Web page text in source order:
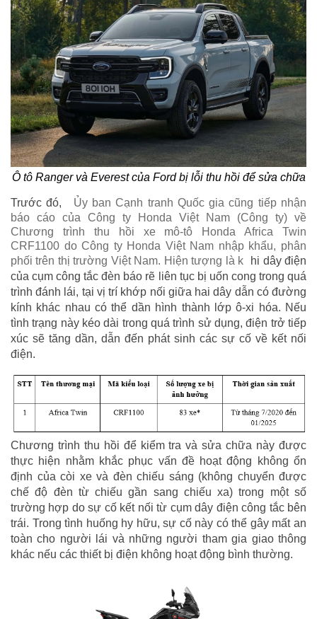
Ô tô Ranger và Everest của Ford bị lỗi thu hồi để sửa chữa
Trước đó,
Ủy ban Cạnh tranh Quốc gia cũng tiếp nhận
báo cáo của Công ty Honda Việt Nam (Công ty) về
Chương trình thu hồi xe mô-tô Honda Africa Twin
CRF1100 do Công ty Honda Việt Nam nhập khẩu, phân
phối trên thị trường Việt Nam. Hiện tượng là k
hi dây điện
của cụm công tắc đèn báo rẽ liên tục bị uốn cong trong quá
trình đánh lái, tại vị trí khớp nối giữa hai dây dẫn có đường
kính khác nhau có thể dần hình thành lớp ô-xi hóa. Nếu
tình trạng này kéo dài trong quá trình sử dụng, điện trở tiếp
xúc sẽ tăng dần, dẫn đến phát sinh các sự cố về kết nối
điện.
Chương trình thu hồi để kiểm tra và sửa chữa này được
thực hiện nhằm khắc phục vấn đề hoạt động không ổn
định của còi xe và đèn chiếu sáng (không chuyển được
chế độ đèn từ chiếu gần sang chiếu xa) trong một số
trường hợp do sự cố kết nối từ cụm dây điện công tắc bên
trái. Trong tình huống hy hữu, sự cố này có thể gây mất an
toàn cho người lái và những người tham gia giao thông
khác nếu các thiết bị điện không hoạt động bình thường.